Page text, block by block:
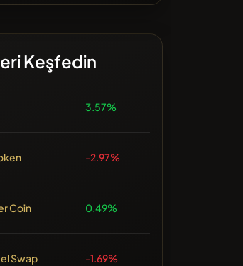
Keşfedin
3.57%
-2.97%
Coin 0.49%
Swap -1.69%